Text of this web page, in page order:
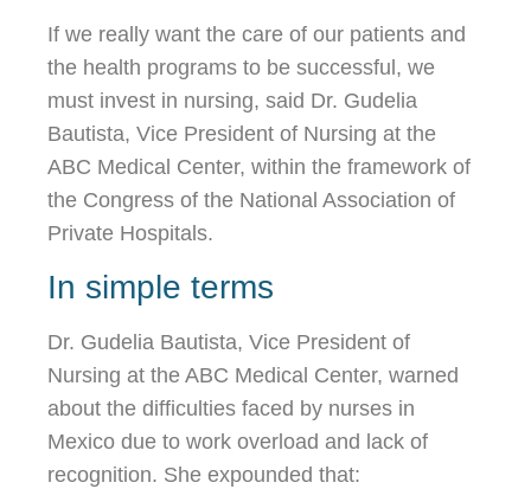
If we really want the care of our patients and
the health programs to be successful, we
must invest in nursing, said Dr. Gudelia
Bautista, Vice President of Nursing at the
ABC Medical Center, within the framework of
the Congress of the National Association of
Private Hospitals.
In simple terms
Dr. Gudelia Bautista, Vice President of
Nursing at the ABC Medical Center, warned
about the difficulties faced by nurses in
Mexico due to work overload and lack of
recognition. She expounded that: